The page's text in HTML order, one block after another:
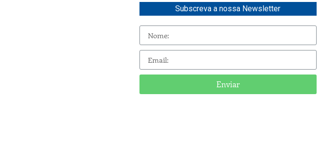
Subscreva a nossa Newsletter
Enviar